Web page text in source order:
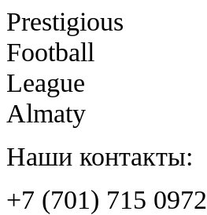
Prestigious
Football
League
Almaty
Наши контакты:
+7 (701) 715 0972